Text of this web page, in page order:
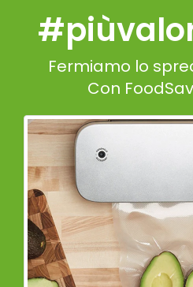
Fermiamo lo
Con